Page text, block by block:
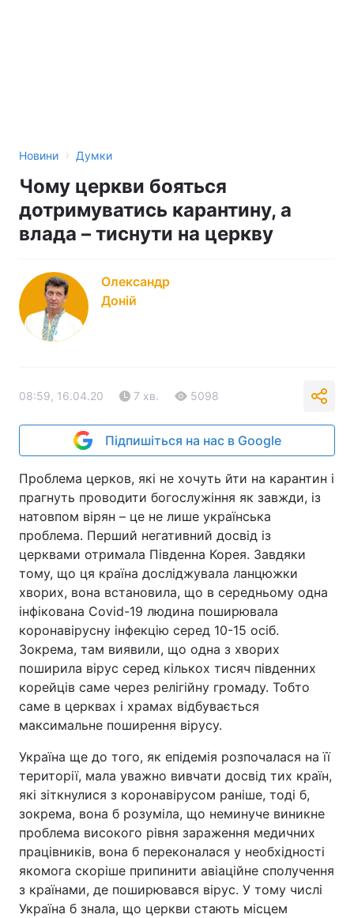
Новини › Думки
Чому церкви бояться
дотримуватись карантину, а
влада – тиснути на церкву
Олександр
Доній
08:59, 16.04.20 7 хв. 5098
Підпишіться на нас в Google
Проблема церков, які не хочуть йти на карантин і
прагнуть проводити богослужіння як завжди, із
натовпом вірян – це не лише українська
проблема. Перший негативний досвід із
церквами отримала Південна Корея. Завдяки
тому, що ця країна досліджувала ланцюжки
хворих, вона встановила, що в середньому одна
інфікована Cоvid-19 людина поширювала
коронавірусну інфекцію серед 10-15 осіб.
Зокрема, там виявили, що одна з хворих
поширила вірус серед кількох тисяч південних
корейців саме через релігійну громаду. Тобто
саме в церквах і храмах відбувається
максимальне поширення вірусу.
Україна ще до того, як епідемія розпочалася на її
території, мала уважно вивчати досвід тих країн,
які зіткнулися з коронавірусом раніше, тоді б,
зокрема, вона б розуміла, що неминуче виникне
проблема високого рівня зараження медичних
працівників, вона б переконалася у необхідності
якомога скоріше припинити авіаційне сполучення
з країнами, де поширювався вірус. У тому числі
Україна б знала, що церкви стають місцем